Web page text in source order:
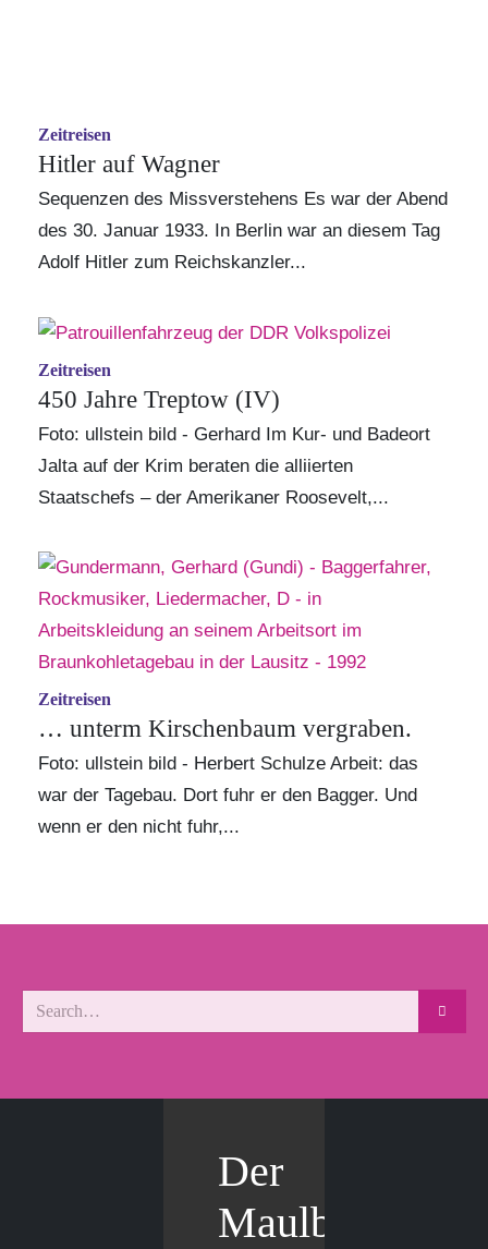
Zeitreisen
Hitler auf Wagner
Sequenzen des Missverstehens Es war der Abend
des 30. Januar 1933. In Berlin war an diesem Tag
Adolf Hitler zum Reichskanzler...
Zeitreisen
450 Jahre Treptow (IV)
Foto: ullstein bild - Gerhard Im Kur- und Badeort
Jalta auf der Krim beraten die alliierten
Staatschefs – der Amerikaner Roosevelt,...
Zeitreisen
… unterm Kirschenbaum vergraben.
Foto: ullstein bild - Herbert Schulze Arbeit: das
war der Tagebau. Dort fuhr er den Bagger. Und
wenn er den nicht fuhr,...
Der
Maulbär